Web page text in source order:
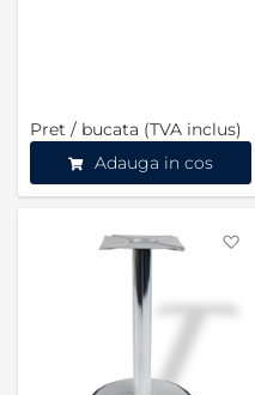
Pret / bucata (TVA inclus)
Adauga in cos